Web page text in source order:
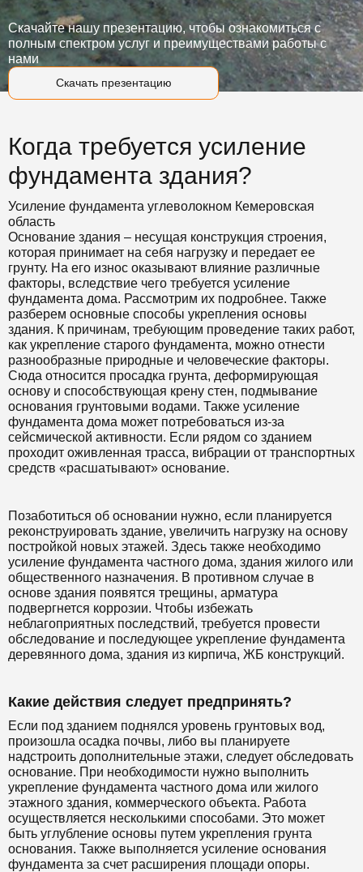
Скачать презентацию
Скачайте нашу презентацию, чтобы ознакомиться с
полным спектром услуг и преимуществами работы с
нами
Когда требуется усиление
фундамента здания?
Усиление фундамента углеволокном Кемеровская
область
Основание здания – несущая конструкция строения,
которая принимает на себя нагрузку и передает ее
грунту. На его износ оказывают влияние различные
факторы, вследствие чего требуется усиление
фундамента дома. Рассмотрим их подробнее. Также
разберем основные способы укрепления основы
здания. К причинам, требующим проведение таких работ,
как укрепление старого фундамента, можно отнести
разнообразные природные и человеческие факторы.
Сюда относится просадка грунта, деформирующая
основу и способствующая крену стен, подмывание
основания грунтовыми водами. Также усиление
фундамента дома может потребоваться из-за
сейсмической активности. Если рядом со зданием
проходит оживленная трасса, вибрации от транспортных
средств «расшатывают» основание.
Позаботиться об основании нужно, если планируется
реконструировать здание, увеличить нагрузку на основу
постройкой новых этажей. Здесь также необходимо
усиление фундамента частного дома, здания жилого или
общественного назначения. В противном случае в
основе здания появятся трещины, арматура
подвергнется коррозии. Чтобы избежать
неблагоприятных последствий, требуется провести
обследование и последующее укрепление фундамента
деревянного дома, здания из кирпича, ЖБ конструкций.
Какие действия следует предпринять?
Если под зданием поднялся уровень грунтовых вод,
произошла осадка почвы, либо вы планируете
надстроить дополнительные этажи, следует обследовать
основание. При необходимости нужно выполнить
укрепление фундамента частного дома или жилого
этажного здания, коммерческого объекта. Работа
осуществляется несколькими способами. Это может
быть углубление основы путем укрепления грунта
основания. Также выполняется усиление основания
фундамента за счет расширения площади опоры.